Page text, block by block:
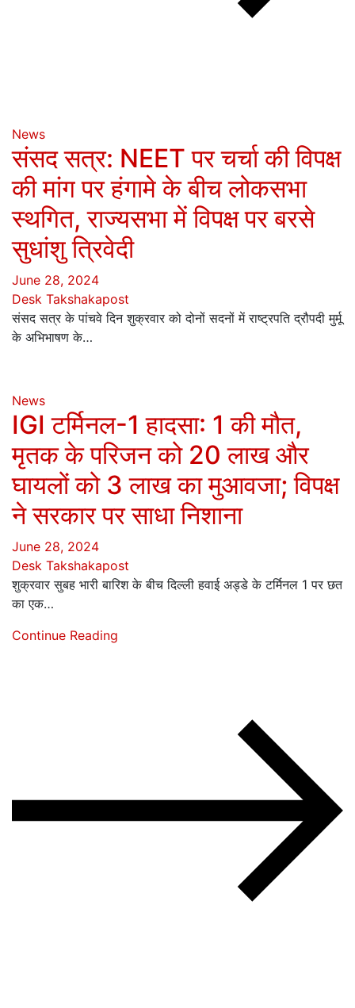
News
संसद सत्र: NEET पर चर्चा की विपक्ष
की मांग पर हंगामे के बीच लोकसभा
स्थगित, राज्यसभा में विपक्ष पर बरसे
सुधांशु त्रिवेदी
June 28, 2024
Desk Takshakapost
संसद सत्र के पांचवे दिन शुक्रवार को दोनों सदनों में राष्ट्रपति द्रौपदी मुर्मू
के अभिभाषण के…
News
IGI टर्मिनल-1 हादसा: 1 की मौत,
मृतक के परिजन को 20 लाख और
घायलों को 3 लाख का मुआवजा; विपक्ष
ने सरकार पर साधा निशाना
June 28, 2024
Desk Takshakapost
शुक्रवार सुबह भारी बारिश के बीच दिल्ली हवाई अड्डे के टर्मिनल 1 पर छत
का एक…
Continue Reading